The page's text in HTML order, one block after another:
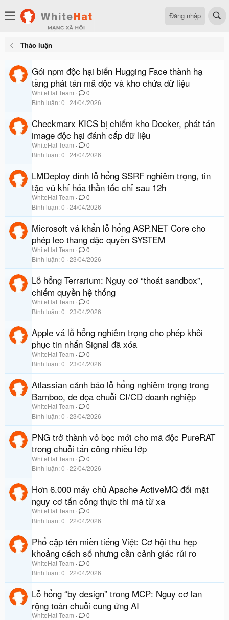
Đăng nhập
Thảo luận
Gói npm độc hại biến Hugging Face thành hạ
tầng phát tán mã độc và kho chứa dữ liệu
WhiteHat Team
0
Bình luận 0 24/04/2026
Checkmarx KICS bị chiếm kho Docker, phát tán
image độc hại đánh cắp dữ liệu
WhiteHat Team
0
Bình luận 0 24/04/2026
LMDeploy dính lỗ hổng SSRF nghiêm trọng, tin
tặc vũ khí hóa thần tốc chỉ sau 12h
WhiteHat Team
0
Bình luận 0 24/04/2026
Microsoft vá khẩn lỗ hổng ASP.NET Core cho
phép leo thang đặc quyền SYSTEM
WhiteHat Team
0
Bình luận 0 23/04/2026
Lỗ hổng Terrarium: Nguy cơ “thoát sandbox”,
chiếm quyền hệ thống
WhiteHat Team
0
Bình luận 0 23/04/2026
Apple vá lỗ hổng nghiêm trọng cho phép khôi
phục tin nhắn Signal đã xóa
WhiteHat Team
0
Bình luận 0 23/04/2026
Atlassian cảnh báo lỗ hổng nghiêm trọng trong
Bamboo, đe dọa chuỗi CI/CD doanh nghiệp
WhiteHat Team
0
Bình luận 0 23/04/2026
PNG trở thành vỏ bọc mới cho mã độc PureRAT
trong chuỗi tấn công nhiều lớp
WhiteHat Team
0
Bình luận 0 22/04/2026
Hơn 6.000 máy chủ Apache ActiveMQ đối mặt
nguy cơ tấn công thực thi mã từ xa
WhiteHat Team
0
Bình luận 0 22/04/2026
Phổ cập tên miền tiếng Việt: Cơ hội thu hẹp
khoảng cách số nhưng cần cảnh giác rủi ro
WhiteHat Team
0
Bình luận 0 22/04/2026
Lỗ hổng “by design” trong MCP: Nguy cơ lan
rộng toàn chuỗi cung ứng AI
WhiteHat Team
0